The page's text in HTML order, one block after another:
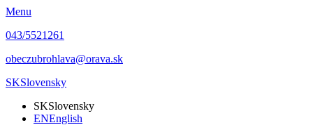
Menu
043/5521261
obeczubrohlava@orava.sk
SKSlovensky
SKSlovensky
ENEnglish